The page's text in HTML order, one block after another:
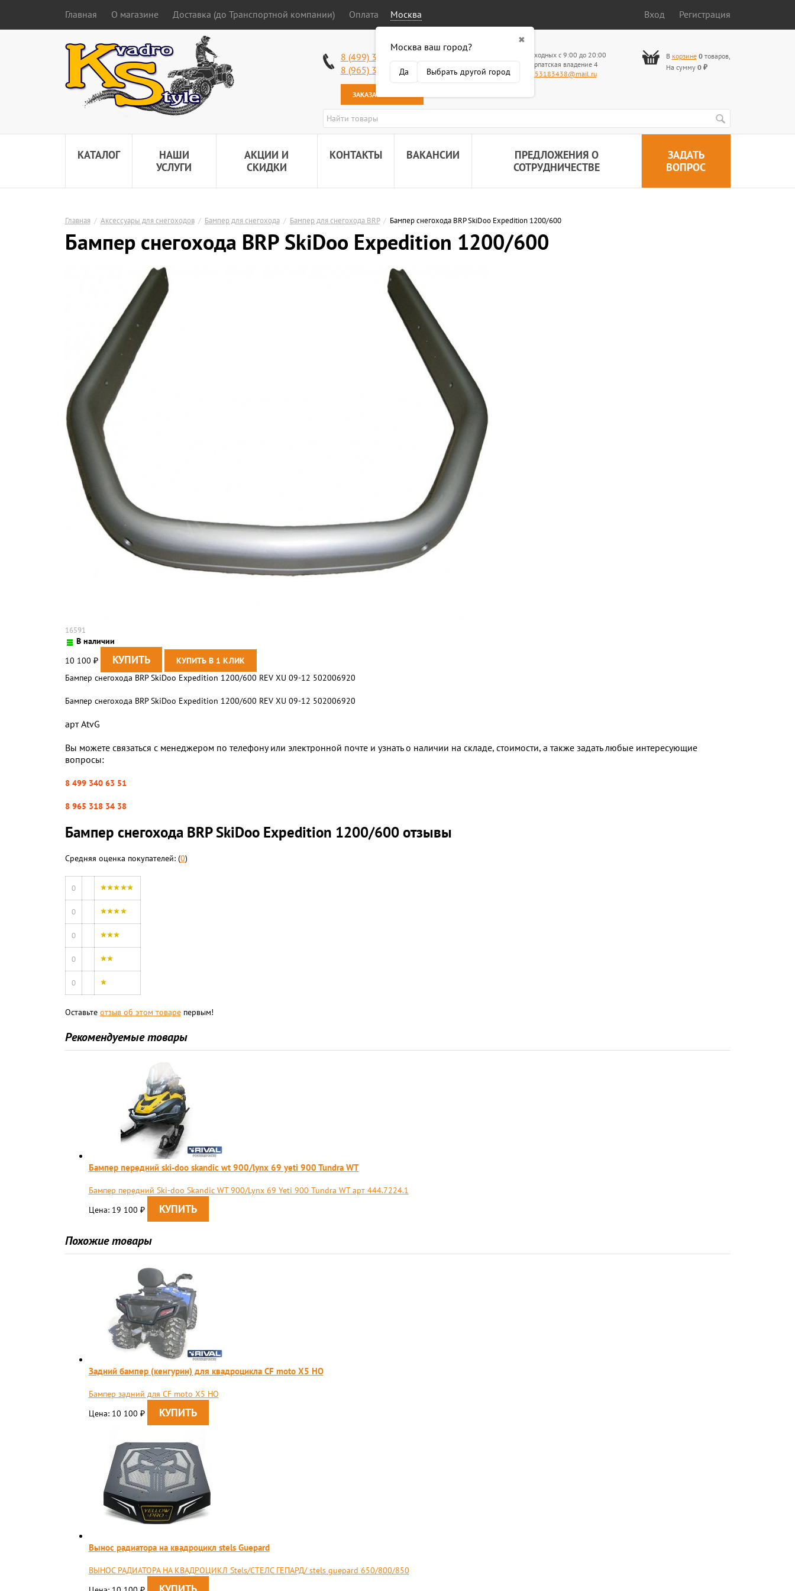
Главная О магазине Доставка (до Транспортной компании) Оплата Москва
✖
Москва ваш город?
Да Выбрать другой город
Вход Регистрация
8 (499) 340-63-51
8 (965) 318-34-38
ЗАКАЗАТЬ ЗВОНОК
Работаем без выходных с 9:00 до 20:00
Самовывоз: 2 Карпатская владение 4
Наша почта:
89653183438@mail.ru
В корзине 0товаров,
На сумму 0 ₽
КАТАЛОГ
НАШИ
УСЛУГИ
АКЦИИ И
СКИДКИ
КОНТАКТЫ ВАКАНСИИ
ПРЕДЛОЖЕНИЯ О
СОТРУДНИЧЕСТВЕ
ЗАДАТЬ
ВОПРОС
Главная / Аксессуары для снегоходов / Бампер для снегохода / Бампер для снегохода BRP / Бампер снегохода BRP SkiDoo Expedition 1200/600
Бампер снегохода BRP SkiDoo Expedition 1200/600
16591
В наличии
10 100 ₽
Бампер снегохода BRP SkiDoo Expedition 1200/600 REV XU 09-12 502006920
Бампер снегохода BRP SkiDoo Expedition 1200/600 REV XU 09-12 502006920
арт AtvG
Вы можете связаться с менеджером по телефону или электронной почте и узнать о наличии на складе, стоимости, а также задать любые интересующие
вопросы:
8 499 340 63 51
8 965 318 34 38
Бампер снегохода BRP SkiDoo Expedition 1200/600 отзывы
Средняя оценка покупателей: (0)
0
0
0
0
0
Оставьте отзыв об этом товарепервым!
Рекомендуемые товары
Бампер передний ski-doo skandic wt 900/lynx 69 yeti 900 Tundra WT
Бампер передний Ski-doo Skandic WT 900/Lynx 69 Yeti 900 Tundra WT арт 444.7224.1
Цена: 19 100 ₽
Похожие товары
Задний бампер (кенгурин) для квадроцикла CF moto X5 HO
Бампер задний для CF moto X5 HO
Цена: 10 100 ₽
Вынос радиатора на квадроцикл stels Guepard
ВЫНОС РАДИАТОРА НА КВАДРОЦИКЛ Stels/СТЕЛС ГЕПАРД/ stels guepard 650/800/850
₽